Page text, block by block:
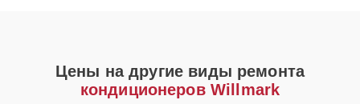
Цены на другие виды ремонта
кондиционеров Willmark